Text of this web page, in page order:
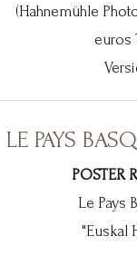
(Hahnemühle
euros
LE PAYS
POSTER
Le Pays
"Euskal